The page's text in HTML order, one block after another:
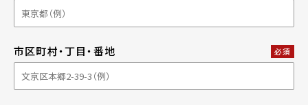
市区町村・丁目・番地 必須